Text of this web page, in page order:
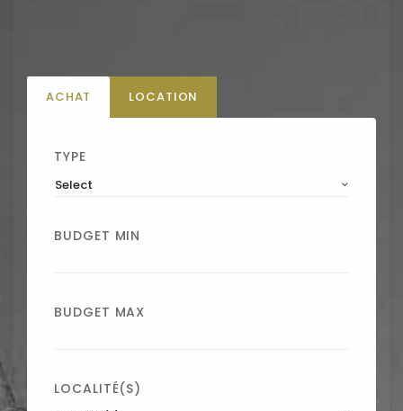
ACHAT LOCATION
TYPE
Select
BUDGET MIN
BUDGET MAX
LOCALITÉ(S)